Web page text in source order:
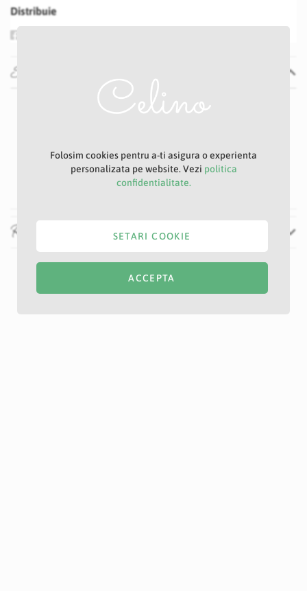
Distribuie
Specificatii
9 cm
39 cm
Recenzii
Folosim cookies pentru a-ti asigura o experienta
personalizata pe website. Vezi politica
confidentialitate.
ACCEPTA
SETARI COOKIE